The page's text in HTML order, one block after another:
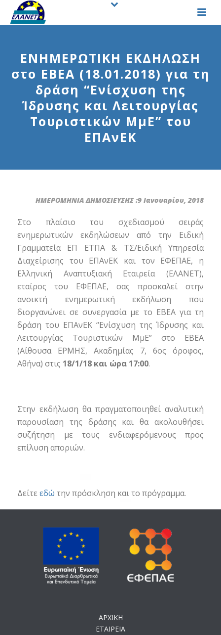
ΕΝΗΜΕΡΩΤΙΚΗ ΕΚΔΗΛΩΣΗ
στο EBEA (18.01.2018) για τη
δράση “Ενίσχυση της
Ίδρυσης και Λειτουργίας
Τουριστικών ΜμΕ” του
ΕΠΑνΕΚ
ΗΜΕΡΟΜΗΝΙΑ ΔΗΜΟΣΙΕΥΣΗΣ :9 Ιανουαρίου, 2018
Στο πλαίσιο του σχεδιασμού σειράς
ενημερωτικών εκδηλώσεων από την Ειδική
Γραμματεία ΕΠ ΕΤΠΑ & ΤΣ/Ειδική Υπηρεσία
Διαχείρισης του ΕΠΑνΕΚ και τον ΕΦΕΠΑΕ, η
Ελληνική Αναπτυξιακή Εταιρεία (ΕΛΑΝΕΤ),
εταίρος του ΕΦΕΠΑΕ, σας προσκαλεί στην
ανοικτή ενημερωτική εκδήλωση που
διοργανώνει σε συνεργασία με το ΕΒΕΑ για τη
δράση του ΕΠΑνΕΚ “Ενίσχυση της Ίδρυσης και
Λειτουργίας Τουριστικών ΜμΕ” στο ΕΒΕΑ
(Αίθουσα ΕΡΜΗΣ, Ακαδημίας 7, 6ος όροφος,
Αθήνα) στις 18/1/18 και ώρα 17:00.
Στην εκδήλωση θα πραγματοποιηθεί αναλυτική
παρουσίαση της δράσης και θα ακολουθήσει
συζήτηση με τους ενδιαφερόμενους προς
επίλυση αποριών.
Δείτε εδώ την πρόσκληση και το πρόγραμμα.
ΑΡΧΙΚΗ
ΕΤΑΙΡΕΙΑ